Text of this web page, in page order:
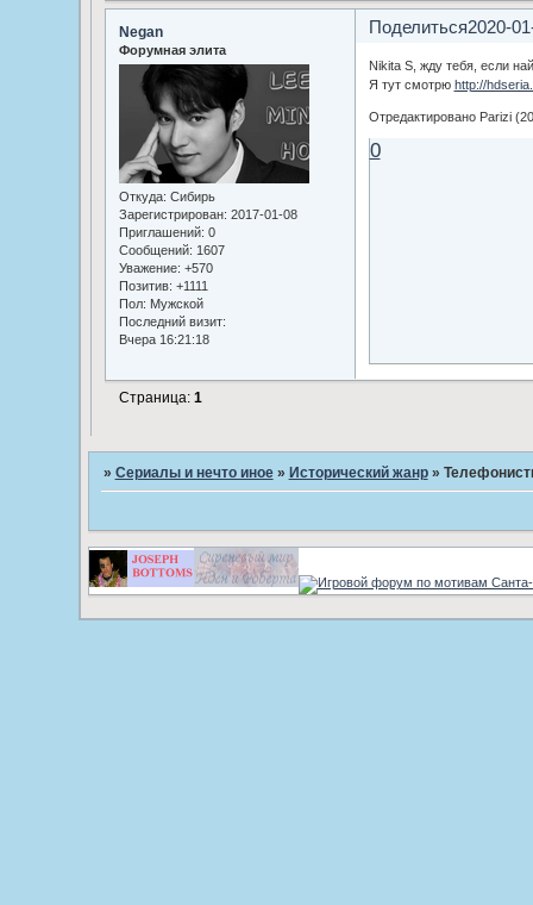
Поделиться2020-
Negan
Форумная элита
Откуда: Сибирь
Зарегистрирован: 2017-01-08
Приглашений: 0
Сообщений: 1607
Уважение: +570
Позитив: +1111
Пол: Мужской
Последний визит:
Вчера 16:21:18
Nikita S, жду тебя, если
Я тут смотрю http://
Отредактировано Parizi
0
Страница: 1
» Сериалы и нечто иное » Исторический жанр »